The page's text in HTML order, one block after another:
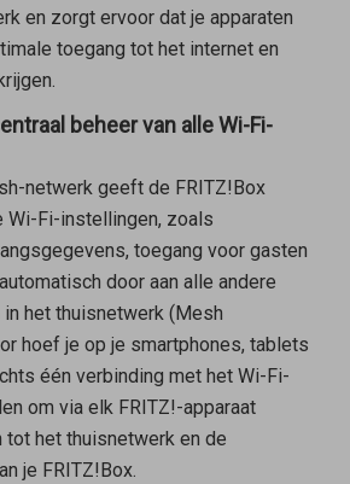
en zorgt ervoor dat je apparaten
toegang tot het internet en
beheer van alle Wi-Fi-
netwerk geeft de FRITZ!Box
Wi-Fi-instellingen, zoals
toegang voor gasten
door aan alle andere
in het thuisnetwerk ( Mesh
hoef je op je smartphones, tablets
één verbinding met het Wi-Fi-
om via elk FRITZ!-apparaat
tot het thuisnetwerk en de
je FRITZ!Box.